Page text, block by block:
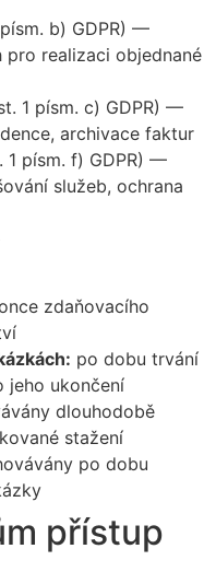
b) GDPR) —
realizaci objednané
1 písm. c) GDPR) —
archivace faktur
1 písm. f) GDPR) —
služeb, ochrana
zdaňovacího
po dobu trvání
jeho ukončení
dlouhodobě
stažení
po dobu
přístup